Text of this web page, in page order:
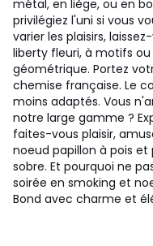
métal, en liège, ou en
privilégiez l'uni si vous
varier les plaisirs,
liberty fleuri, à motifs
géométrique. Portez
chemise française. Le
moins adaptés. Vous
notre large gamme ?
faites-vous plaisir,
noeud papillon à pois
sobre. Et pourquoi ne
soirée en smoking et
Bond avec charme et